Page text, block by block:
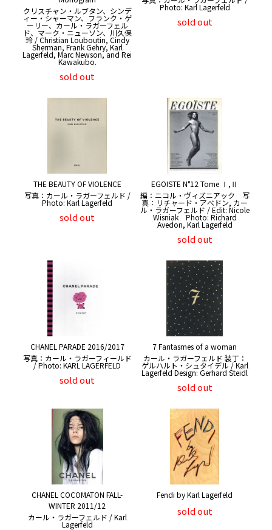
クリスチャン・ルブタン、シンデ
ィー・シャーマン、フランク・ゲ
ーリー、カール・ラガーフェル
ド、マーク・ニューソン、川久保
玲 / Christian Louboutin, Cindy
Sherman, Frank Gehry, Karl
Lagerfeld, Marc Newson, and Rei
Kawakubo.
sold out
Photo: Karl Lagerfeld
sold out
THE BEAUTY OF VIOLENCE
写真：カール・ラガーフェルド /
Photo: Karl Lagerfeld
sold out
EGOISTE N°12 Tome Ⅰ,Ⅱ
編：ニコル・ヴィズニアック 写
真：リチャード・アべドン, カー
ル・ラガーフェルド / Edit: Nicole
Wisniak Photo: Richard
Avedon, Karl Lagerfeld
sold out
CHANEL PARADE 2016/2017
写真：カール・ラガーフィールド
/ Photo: KARL LAGERFELD
sold out
7 Fantasmes of a woman
カール・ラガーフェルド 装丁：
ゲルハルト・シュタイデル / Karl
Lagerfeld Design: Gerhard Steidl
sold out
CHANEL COCOMATON FALL-
WINTER 2011/12
カール・ラガーフェルド / Karl
Lagerfeld
Fendi by Karl Lagerfeld
sold out